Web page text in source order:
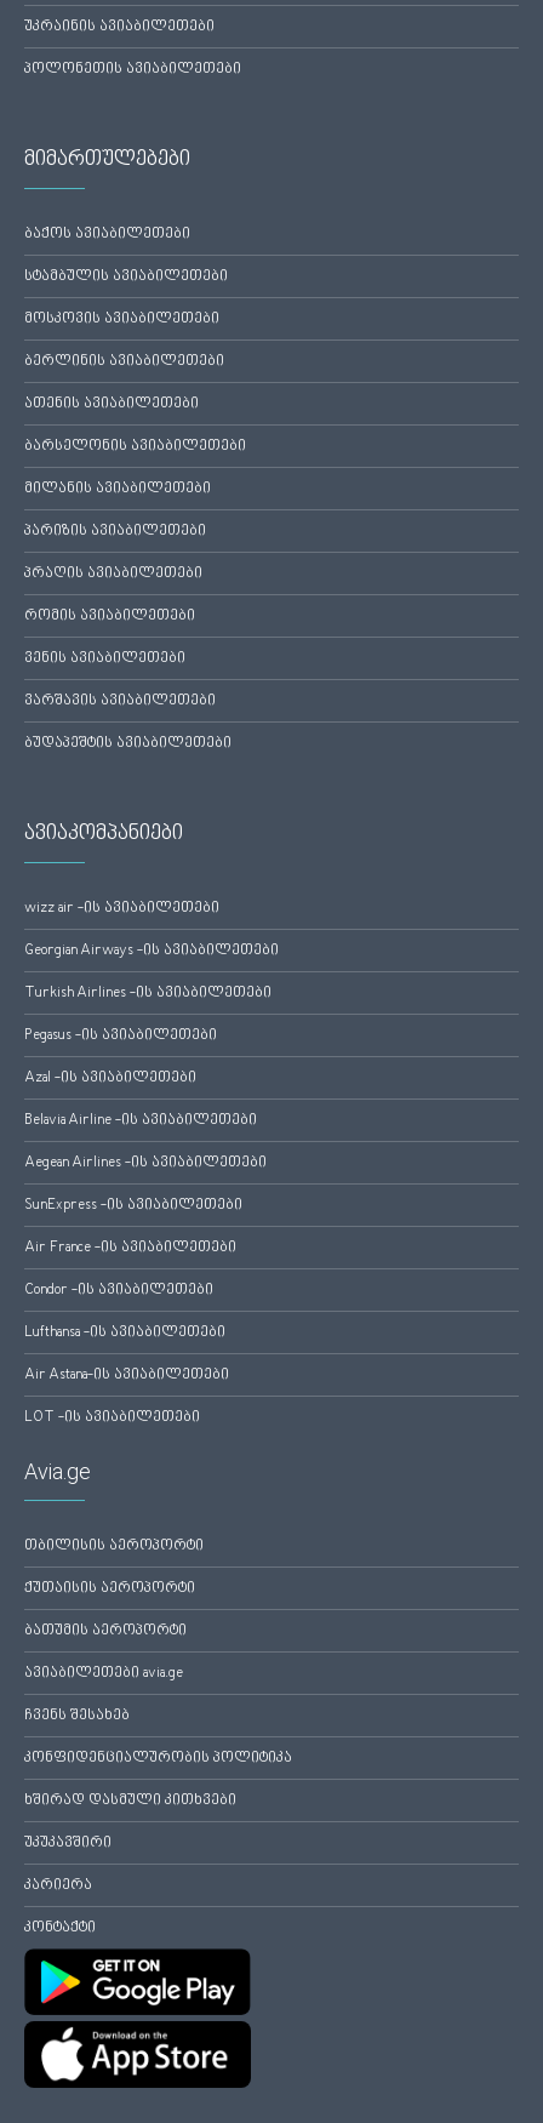
უკრაინის ავიაბილეთები
პოლონეთის ავიაბილეთები
მიმართულებები
ბაქოს ავიაბილეთები
სტამბულის ავიაბილეთები
მოსკოვის ავიაბილეთები
ბერლინის ავიაბილეთები
ათენის ავიაბილეთები
ბარსელონის ავიაბილეთები
მილანის ავიაბილეთები
პარიზის ავიაბილეთები
პრაღის ავიაბილეთები
რომის ავიაბილეთები
ვენის ავიაბილეთები
ვარშავის ავიაბილეთები
ბუდაპეშტის ავიაბილეთები
ავიაკომპანიები
wizz air -ის ავიაბილეთები
Georgian Airways -ის ავიაბილეთები
Turkish Airlines -ის ავიაბილეთები
Pegasus -ის ავიაბილეთები
Azal -ის ავიაბილეთები
Belavia Airline -ის ავიაბილეთები
Aegean Airlines -ის ავიაბილეთები
SunExpress -ის ავიაბილეთები
Air France -ის ავიაბილეთები
Condor -ის ავიაბილეთები
Lufthansa -ის ავიაბილეთები
Air Astana-ის ავიაბილეთები
LOT -ის ავიაბილეთები
Avia.ge
თბილისის აეროპორტი
ქუთაისის აეროპორტი
ბათუმის აეროპორტი
ავიაბილეთები avia.ge
ჩვენს შესახებ
კონფიდენციალურობის პოლიტიკა
ხშირად დასმული კითხვები
უკუკავშირი
კარიერა
კონტაქტი